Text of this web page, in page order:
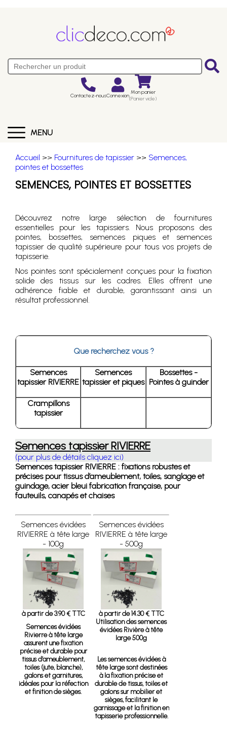
Contactez-nousConnexion Mon panier
(Panier vide)
MENU
Accueil >> Fournitures de tapissier >> Semences,
pointes et bossettes
SEMENCES, POINTES ET BOSSETTES
Découvrez notre large sélection de fournitures
essentielles pour les tapissiers. Nous proposons des
pointes, bossettes, semences piques et semences
tapissier de qualité supérieure pour tous vos projets de
tapisserie.
Nos pointes sont spécialement conçues pour la fixation
solide des tissus sur les cadres. Elles offrent une
adhérence fiable et durable, garantissant ainsi un
résultat professionnel.
Que recherchez vous ?
Semences
tapissier RIVIERRE
Semences
tapissier et piques
Bossettes -
Pointes à guinder
Crampillons
tapissier
Semences tapissier RIVIERRE
(pour plus de détails cliquez ici)
Semences tapissier RIVIERRE : fixations robustes et
précises pour tissus d’ameublement, toiles, sanglage et
guindage, acier bleui fabrication française, pour
fauteuils, canapés et chaises
Semences évidées
RIVIERRE à tête large
- 100g
à partir de 3.90 € TTC
Semences évidées
Rivierre à tête large
assurent une fixation
précise et durable pour
tissus d’ameublement,
toiles (jute, blanche),
galons et garnitures,
idéales pour la réfection
et finition de sièges.
Semences évidées
RIVIERRE à tête large
- 500g
à partir de 14.30 € TTC
Utilisation des semences
évidées Rivière à tête
large 500g
Les semences évidées à
tête large sont destinées
à la fixation précise et
durable de tissus, toiles et
galons sur mobilier et
sièges, facilitant le
garnissage et la finition en
tapisserie professionnelle.